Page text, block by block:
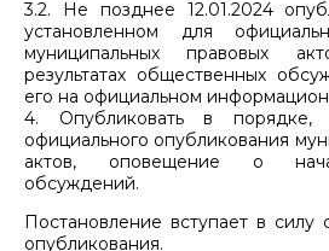
3.2. Не позднее 12.01.2024
установленном для
муниципальных правовых
результатах общественных
его на официальном
4. Опубликовать в порядке,
официального опубликования
актов, оповещение о
обсуждений.
Постановление вступает в силу
опубликования.